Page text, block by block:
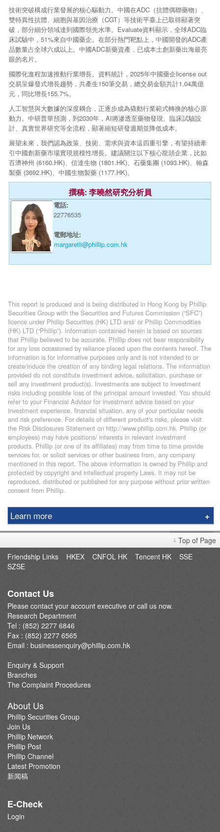
技術突破構成行業發展的核心驅動力。中國在ADC（抗體偶聯藥物）、
雙特異性抗體、細胞與基因治療（CGT）等技術平臺上已取得顯著突
破，部分細分領域達到國際領先水準。Evaluate資料顯示，全球ADC臨
床試驗中，51%來自中國藥企。在部分熱門靶點上，中國開發的ADC產
品數量占全球六成以上。中國ADC新藥資產，已成本土創新藥出海最亮
眼的名片。
國際化進程加速推動行業增長。資料統計，2025年中國藥企license out
交易呈爆發式增長趨勢，共產生150筆交易，總交易金額共計1.04萬億
元，同比增長155.7%。
人工智慧與大數據的深度耦合，正逐步成為撬動行業範式轉換的核心原
動力。中研普華預測，到2030年，AI將滲透至藥物發現、臨床試驗設
計、真實世界研究等全流程，顯著縮短研發週期並降低成本。
展望未來，我們認為政策、技術、需求與資本這四重引擎，有望持續牽
引中國創新藥市場實現規模性增長。建議關注以下核心龍頭企業，比如
百濟神州 (6160.HK)、信達生物 (1801.HK)、石藥集團 (1093.HK)、翰森
製藥 (3692.HK)、中國生物製藥 (1177.HK)。
撰稿: 李曉然研究分析員
電話:
22776535
電郵地址:
margaretli@phillip.com.hk
This report is produced and is being distributed in Hong Kong by Phillip
Securities Group with the Securities and Futures Commission (“SFC”)
licence under Phillip Securities (HK) LTD and/ or Phillip Commodities
(HK) LTD (“Phillip”). Information contained herein is based on sources
that Phillip believed to be accurate. Phillip does not bear responsibility
for any loss occasioned by reliance placed upon the contents hereof. The
information is for informative purposes only and is not intended to or
create/induce the creation of any binding legal relations. The information
provided do not constitute investment advice, solicitation, purchase or
sell any investment product(s). Investments are subject to investment
risks including possible loss of the principal amount invested. You should
refer to your Financial Advisor for investment advice based on your
investment experience, financial situation, any of your particular needs
and risk preference. For details of different product's risks, please visit
the Risk Disclosures Statement on http://www.phillip.com.hk. Phillip (or
employees) may have positions/ interests in relevant investment
products. Phillip (or one of its affiliates) may from time to time provide
services for, or solicit services or other business from, any company
mentioned in this report. The above information is owned by Phillip and
protected by copyright and intellectual property Laws. It may not be
reproduced, distributed or published for any purpose without prior written
consent from Phillip.
Learn more
Research Report
Market Brief
Dealer's Market Brief
Top of Page
Friendship Links
HKEX CNFOL HK Tencent HK
SSE
SZSE
Contact Us
Please contact your account executive or call us now.
Research Department
Tel : (852) 2277 6846
Fax : (852) 2277 6565
Email : businessenquiry@phillip.com.hk
Enquiry & Support
Branches
The Complaint Procedures
About Us
Phillip Securities Group
Join Us
Phillip Network
Phillip Post
Phillip Channel
Latest Promotion
新闻稿
E-Check
Login